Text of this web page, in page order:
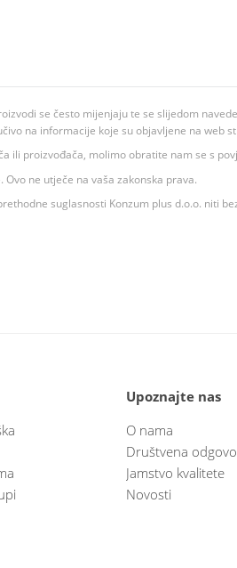
se često mijenjaju te se slijedom
na informacije koje su objavljene na web
ili proizvođača, molimo obratite nam se s
ne utječe na vaša zakonska prava.
suglasnosti Konzum plus d.o.o. niti
Upoznajte nas
O nama
Društvena
Jamstvo kvalitete
Novosti